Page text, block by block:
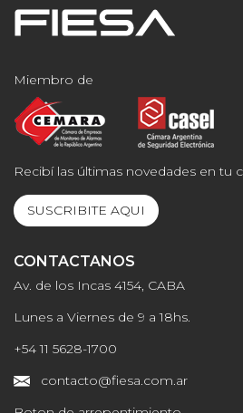
Miembro de
Recibí las últimas novedades en tu
SUSCRIBITE AQUI
CONTACTANOS
Av. de los Incas 4154, CABA
Lunes a Viernes de 9 a 18hs.
+54 11 5628-1700
contacto@fiesa.com.ar